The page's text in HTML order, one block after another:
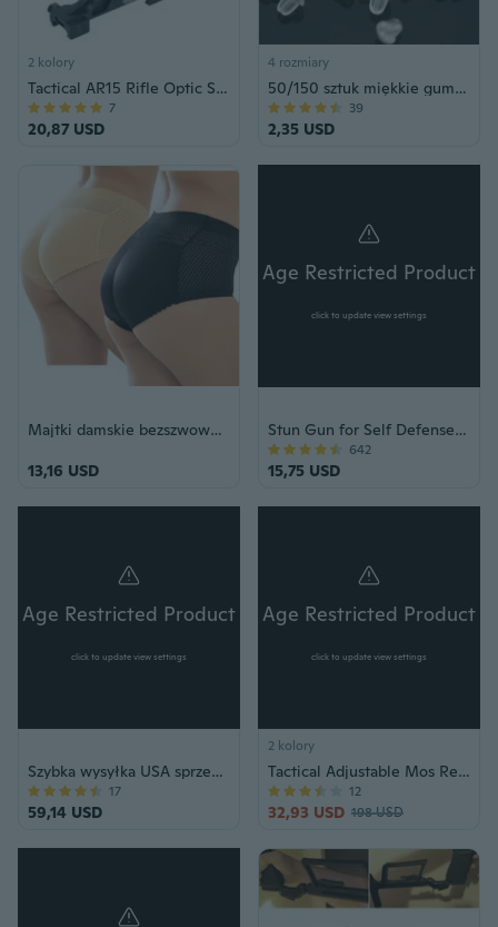
2 kolory
Tactical AR15 Rifle Optic Scope Mount 25.4mm/30mm QD Rings Mount do szyny Picatinny 20mm
20,87 USD
7
4 rozmiary
50/150 sztuk miękkie gumy silikonowej kolczyk powrót korki na kolczyki sztyfty kolczyki DIY ustalenia akcesoria (6mm/8mm)
2,35 USD
39
Majtki damskie bezszwowe wyściełane gąbką Butt Lifter Hip Enhancer IGN
13,16 USD
Age Restricted Product
click to update view settings
Stun Gun for Self Defense - POLICE 1158 Metal Rechargeable with LED Flashlight & Taser Case
15,75 USD
642
Age Restricted Product
click to update view settings
Szybka wysyłka USA sprzedawca 80LB Tactical Self Cocking Crossbow wiatrówka polowanie wędkarstwo Outdoor Survival Pistol
59,14 USD
17
Age Restricted Product
click to update view settings
2 kolory
Tactical Adjustable Mos Red Dot Sight 3.25 MOA Scope Hunting Scopes Fit Forglock with 1913 Mount Airsoft
32,93 USD 198 USD
12